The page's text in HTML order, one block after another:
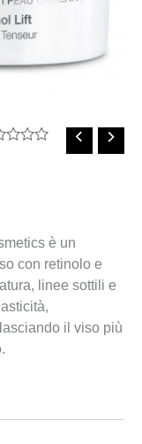
è un
con retinolo e
linee sottili e
il viso più